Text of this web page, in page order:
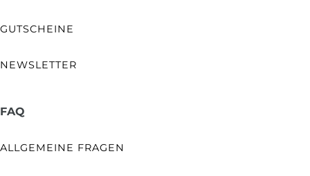
GUTSCHEINE
NEWSLETTER
FAQ
ALLGEMEINE FRAGEN